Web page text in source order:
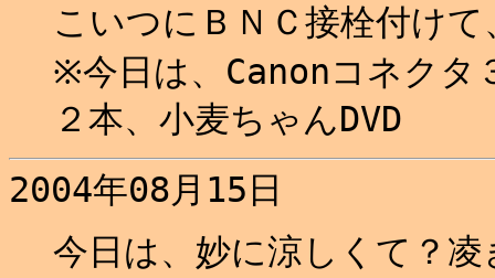
こいつにＢＮＣ接栓付け
※今日は、Canonコネクタ
２本、小麦ちゃんDVD
2004年08月15日
今日は、妙に涼しくて？